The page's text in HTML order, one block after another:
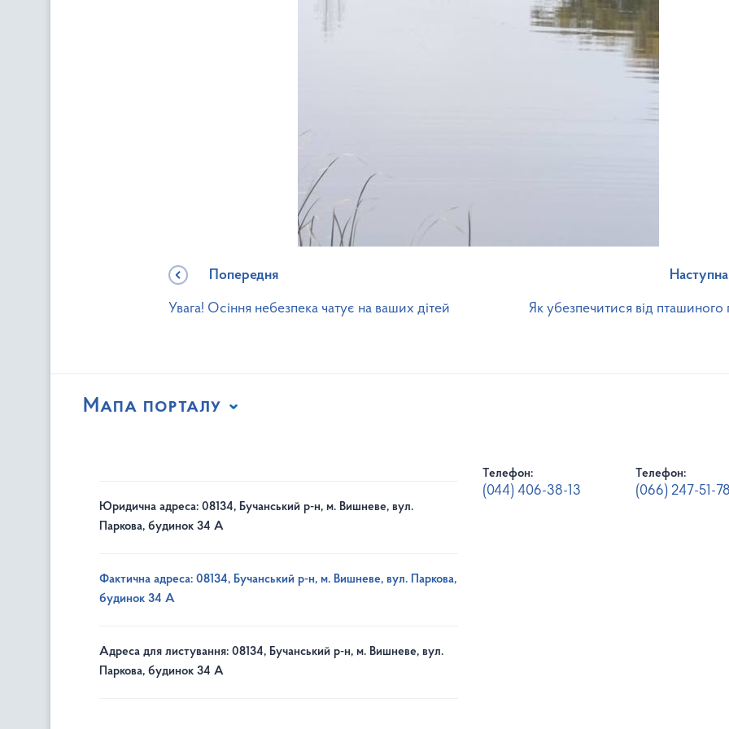
Попередня
Увага! Осіння небезпека чатує на ваших дітей
Наступна
Як убезпечитися від пташиного
Мапа порталу
Юридична адреса: 08134, Бучанський р-н, м. Вишневе, вул.
Паркова, будинок 34 А
Фактична адреса: 08134, Бучанський р-н, м. Вишневе, вул. Паркова,
будинок 34 А
Адреса для листування: 08134, Бучанський р-н, м. Вишневе, вул.
Паркова, будинок 34 А
Телефон:
(044) 406-38-13
Телефон:
(066) 247-51-78